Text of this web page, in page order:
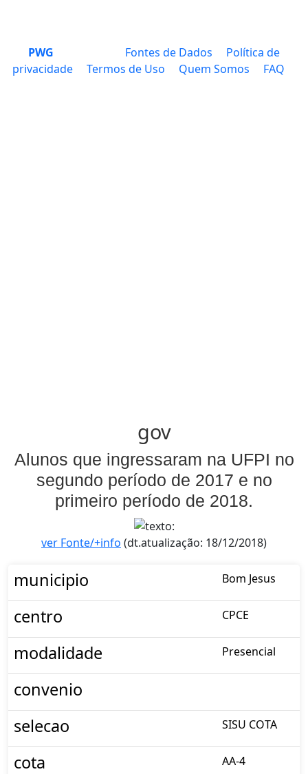
PWG Fontes de Dados
Política de
privacidade
Termos de Uso Quem Somos FAQ
gov
Alunos que ingressaram na UFPI no
segundo período de 2017 e no
primeiro período de 2018.
ver Fonte/+info (dt.atualização: 18/12/2018)
municipio Bom Jesus
centro CPCE
modalidade Presencial
convenio
selecao
SISU COTA
cota AA-4